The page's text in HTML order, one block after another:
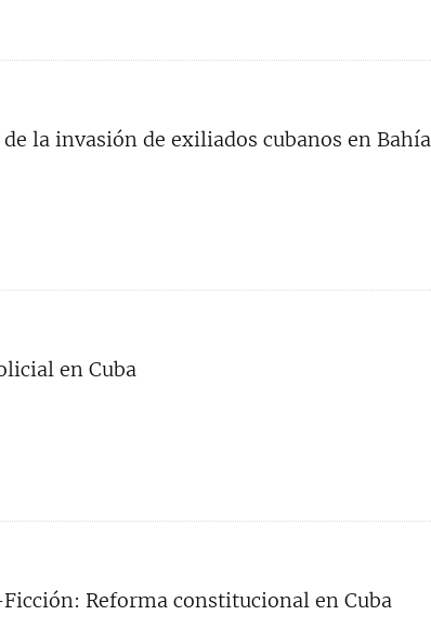
la invasión de exiliados cubanos en Bahía
en Cuba
Reforma constitucional en Cuba